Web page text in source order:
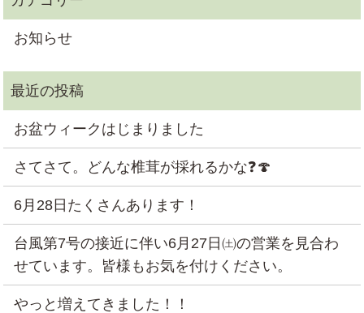
お知らせ
お盆ウィークはじまりました
さてさて。どんな椎茸が採れるかな❓🍄
6月28日たくさんあります！
台風第7号の接近に伴い6月27日㈯の営業を見合わ
せています。皆様もお気を付けください。
やっと増えてきました！！